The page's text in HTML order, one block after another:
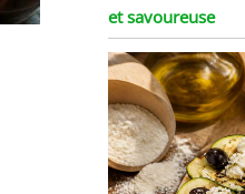
et savoureuse